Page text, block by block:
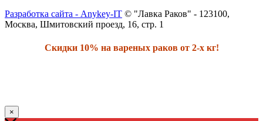
Разработка сайта - Anykey-IT © "Лавка Раков" - 123100,
Москва, Шмитовский проезд, 16, стр. 1
Скидки 10% на вареных раков от 2-х кг!
×